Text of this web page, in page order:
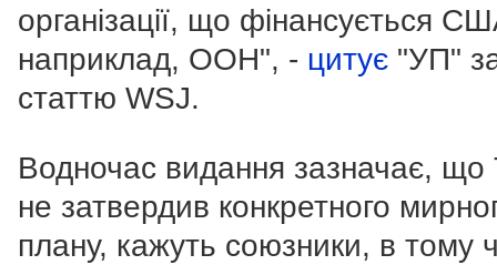
організації, що фінансується
наприклад, ООН", - цитує "УП"
статтю WSJ.
Водночас видання зазначає, що
не затвердив конкретного
плану, кажуть союзники, в тому